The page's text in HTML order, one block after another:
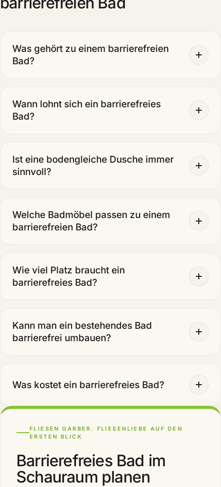
Was gehört zu einem barrierefreien
Bad?
Wann lohnt sich ein barrierefreies
Bad?
Ist eine bodengleiche Dusche immer
sinnvoll?
Welche Badmöbel passen zu einem
barrierefreien Bad?
Wie viel Platz braucht ein
barrierefreies Bad?
Kann man ein bestehendes Bad
barrierefrei umbauen?
Was kostet ein barrierefreies Bad?
FLIESEN GARBER. FLIESENLIEBE AUF DEN
ERSTEN BLICK
Barrierefreies Bad im
Schauraum planen